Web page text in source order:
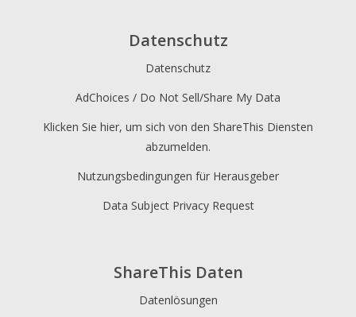
ShareThis Daten
Datenlösungen
Datenschutz
Datenschutz
AdChoices / Do Not Sell/Share My Data
Klicken Sie hier, um sich von den ShareThis Diensten
abzumelden.
Nutzungsbedingungen für Herausgeber
Data Subject Privacy Request